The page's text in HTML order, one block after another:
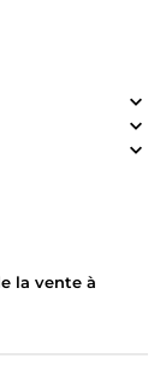
la vente à